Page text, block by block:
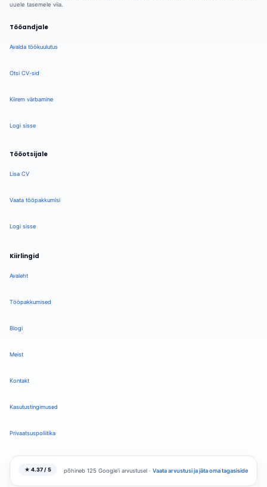
uuele tasemele viia.
Tööandjale
Avalda töökuulutus
Otsi CV-sid
Kiirem värbamine
Logi sisse
Tööotsijale
Lisa CV
Vaata tööpakkumisi
Logi sisse
Kiirlingid
Avaleht
Tööpakkumised
Blogi
Meist
Kontakt
Kasutustingimused
Privaatsuspoliitika
★ 4.37 / 5 põhineb 125 Google'i arvustusel · Vaata arvustusi ja jäta oma tagasiside